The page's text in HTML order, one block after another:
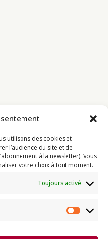
utilisons des cookies et
l’audience du site et de
à la newsletter). Vous
votre choix à tout moment.
Toujours activé